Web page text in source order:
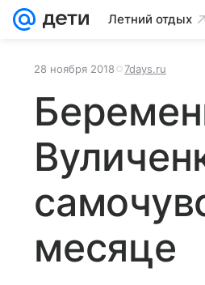
Летний отдых
28 ноября 2018 7days.ru
месяце